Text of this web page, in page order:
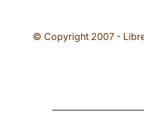
© Copyright 2007 -